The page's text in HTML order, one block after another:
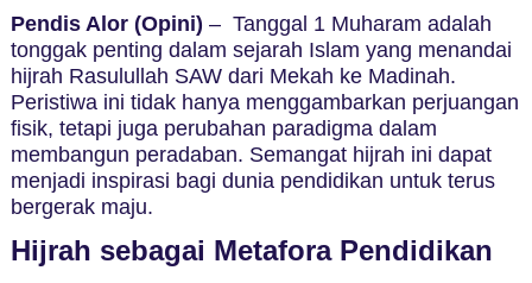
Pendis Alor (Opini) – Tanggal 1 Muharam adalah
tonggak penting dalam sejarah Islam yang menandai
hijrah Rasulullah SAW dari Mekah ke Madinah.
Peristiwa ini tidak hanya menggambarkan perjuangan
fisik, tetapi juga perubahan paradigma dalam
membangun peradaban. Semangat hijrah ini dapat
menjadi inspirasi bagi dunia pendidikan untuk terus
bergerak maju.
Hijrah sebagai Metafora Pendidikan